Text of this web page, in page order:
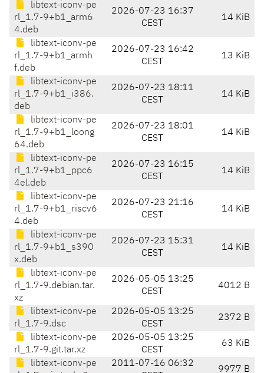
libtext-iconv-pe
rl_1.7-9+b1_arm6
4.deb
2026-07-23 16:37
CEST
14 KiB
libtext-iconv-pe
rl_1.7-9+b1_armh
f.deb
2026-07-23 16:42
CEST
13 KiB
libtext-iconv-pe
rl_1.7-9+b1_i386.
deb
2026-07-23 18:11
CEST
14 KiB
libtext-iconv-pe
rl_1.7-9+b1_loong
64.deb
2026-07-23 18:01
CEST
14 KiB
libtext-iconv-pe
rl_1.7-9+b1_ppc6
4el.deb
2026-07-23 16:15
CEST
14 KiB
libtext-iconv-pe
rl_1.7-9+b1_riscv6
4.deb
2026-07-23 21:16
CEST
14 KiB
libtext-iconv-pe
rl_1.7-9+b1_s390
x.deb
2026-07-23 15:31
CEST
14 KiB
libtext-iconv-pe
rl_1.7-9.debian.tar.
xz
2026-05-05 13:25
CEST
4012 B
libtext-iconv-pe
rl_1.7-9.dsc
2026-05-05 13:25
CEST
2372 B
libtext-iconv-pe
rl_1.7-9.git.tar.xz
2026-05-05 13:25
CEST
63 KiB
libtext-iconv-pe
2011-07-16 06:32
9977 B